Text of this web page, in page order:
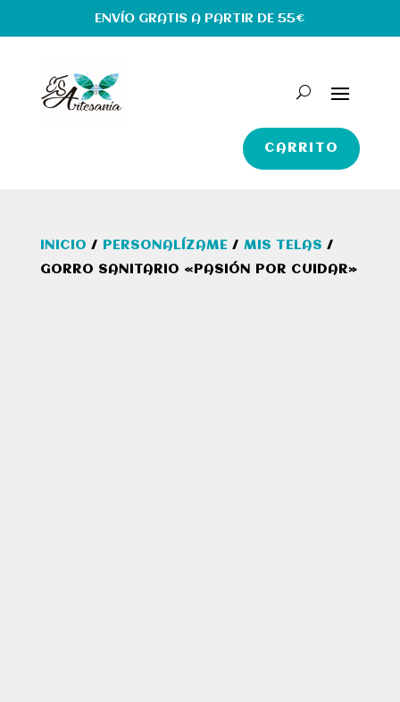
ENVÍO GRATIS A PARTIR DE 55€
CARRITO
INICIO / PERSONALÍZAME/ MIS TELAS /
GORRO SANITARIO «PASIÓN POR CUIDAR»